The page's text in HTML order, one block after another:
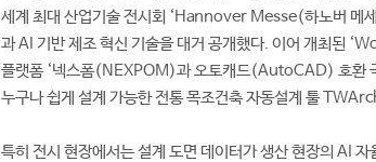
세계 최대 산업기술 전시회 ‘Hannover Messe(하노버 메
과 AI 기반 제조 혁신 기술을 대거 공개했다. 이어 개최된
플랫폼 ‘넥스폼(NEXPOM)과 오토캐드(AutoCAD) 호환
누구나 쉽게 설계 가능한 전통 목조건축 자동설계 툴
특히 전시 현장에서는 설계 도면 데이터가 생산 현장의 AI